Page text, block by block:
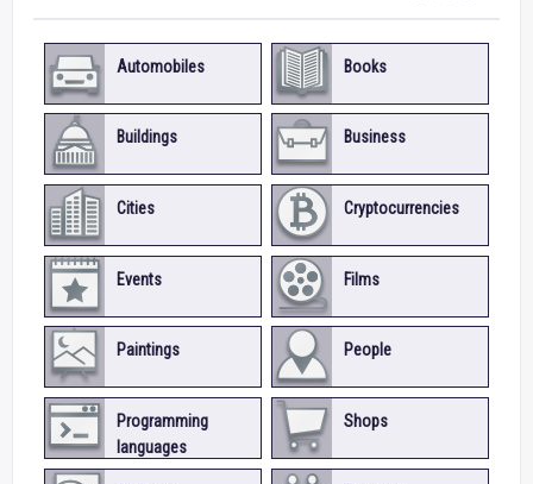
Automobiles Books
Buildings Business
Cities Cryptocurrencies
Events Films
Paintings People
Programming
languages
Shops